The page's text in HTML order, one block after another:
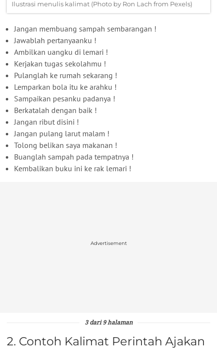
Ilustrasi menulis kalimat (Photo by Ron Lach from Pexels)
Jangan membuang sampah sembarangan !
Jawablah pertanyaanku !
Ambilkan uangku di lemari !
Kerjakan tugas sekolahmu !
Pulanglah ke rumah sekarang !
Lemparkan bola itu ke arahku !
Sampaikan pesanku padanya !
Berkatalah dengan baik !
Jangan ribut disini !
Jangan pulang larut malam !
Tolong belikan saya makanan !
Buanglah sampah pada tempatnya !
Kembalikan buku ini ke rak lemari !
Advertisement
3 dari 9 halaman
2. Contoh Kalimat Perintah Ajakan